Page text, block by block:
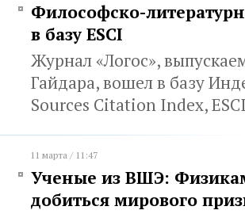
Философско-
в базу ESCI
Журнал «Логос»,
Гайдара, вошел в базу
Sources Citation Index,
11 марта / 11:47
Ученые из ВШЭ:
добиться мирового